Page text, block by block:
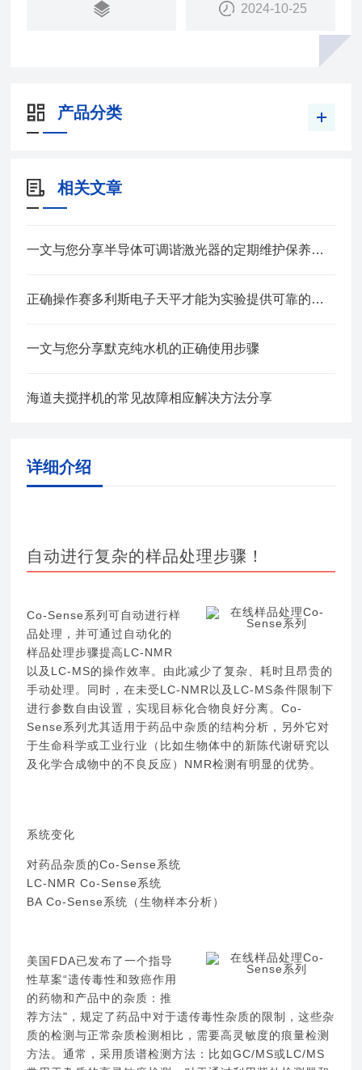
2024-10-25
产品分类
相关文章
一文与您分享半导体可调谐激光器的定期维护保养方法
正确操作赛多利斯电子天平才能为实验提供可靠的数据支持
一文与您分享默克纯水机的正确使用步骤
海道夫搅拌机的常见故障相应解决方法分享
详细介绍
自动进行复杂的样品处理步骤！
Co-Sense系列可自动进行样
品处理，并可通过自动化的
样品处理步骤提高LC-NMR
以及LC-MS的操作效率。由此减少了复杂、耗时且昂贵的
手动处理。同时，在未受LC-NMR以及LC-MS条件限制下
进行参数自由设置，实现目标化合物良好分离。Co-
Sense系列尤其适用于药品中杂质的结构分析，另外它对
于生命科学或工业行业（比如生物体中的新陈代谢研究以
及化学合成物中的不良反应）NMR检测有明显的优势。
系统变化
对药品杂质的Co-Sense系统
LC-NMR Co-Sense系统
BA Co-Sense系统（生物样本分析）
美国FDA已发布了一个指导
性草案“遗传毒性和致癌作用
的药物和产品中的杂质：推
荐方法"，规定了药品中对于遗传毒性杂质的限制，这些杂
质的检测与正常杂质检测相比，需要高灵敏度的痕量检测
方法。通常，采用质谱检测方法：比如GC/MS或LC/MS